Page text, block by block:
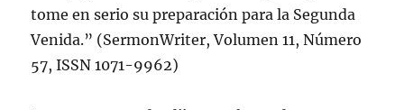
tome en serio su preparación para la Segunda
Venida.” (SermonWriter, Volumen 11, Número
57, ISSN 1071-9962)